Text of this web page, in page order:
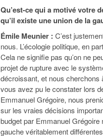
Qu’est-ce qui a motivé votre
qu’il existe une union de la
Émile Meunier : C’est
nous. L’écologie politique, en
Cela ne signifie pas qu’on ne
projet de rupture avec le
décroissant, et nous cherchons
vous avez pu le constater lors
Emmanuel Grégoire, nous
sur les vraies décisions
budget par Emmanuel Grégoire
gauche véritablement